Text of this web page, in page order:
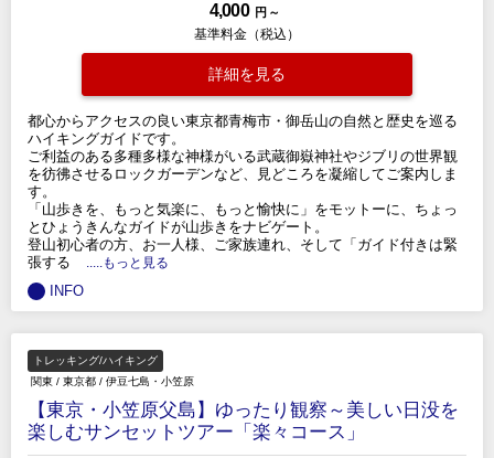
4,000 円 ～
基準料金（税込）
詳細を見る
都心からアクセスの良い東京都青梅市・御岳山の自然と歴史を巡る
ハイキングガイドです。
ご利益のある多種多様な神様がいる武蔵御嶽神社やジブリの世界観
を彷彿させるロックガーデンなど、見どころを凝縮してご案内しま
す。
「山歩きを、もっと気楽に、もっと愉快に」をモットーに、ちょっ
とひょうきんなガイドが山歩きをナビゲート。
登山初心者の方、お一人様、ご家族連れ、そして「ガイド付きは緊
張する
.....もっと見る
INFO
トレッキング/ハイキング
関東 / 東京都 / 伊豆七島・小笠原
【東京・小笠原父島】ゆったり観察～美しい日没を
楽しむサンセットツアー「楽々コース」